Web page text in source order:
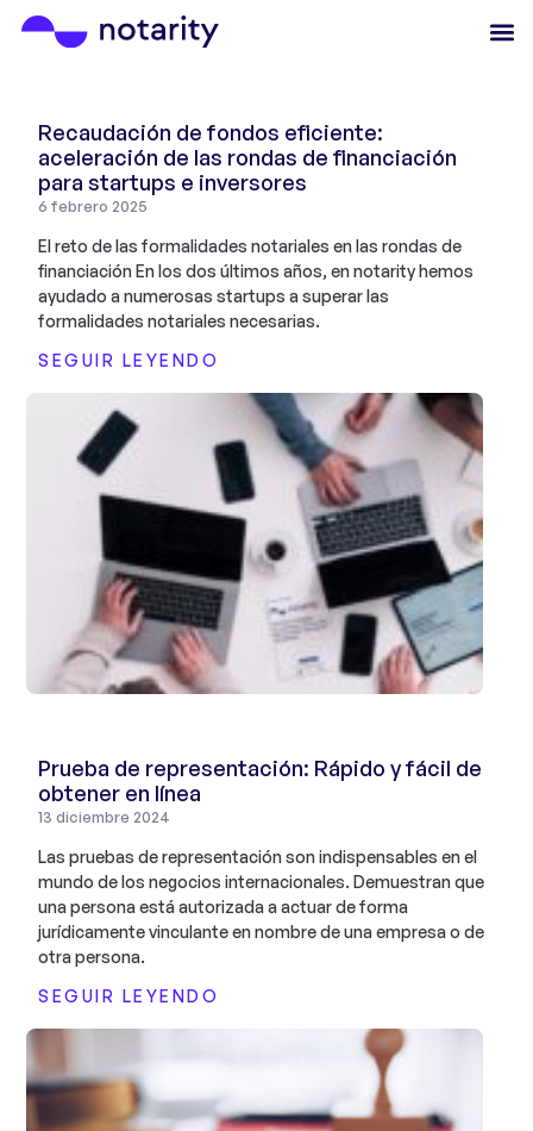
Recaudación de fondos eficiente:
aceleración de las rondas de financiación
para startups e inversores
6 febrero 2025
El reto de las formalidades notariales en las rondas de
financiación En los dos últimos años, en notarity hemos
ayudado a numerosas startups a superar las
formalidades notariales necesarias.
SEGUIR LEYENDO
Prueba de representación: Rápido y fácil de
obtener en línea
13 diciembre 2024
Las pruebas de representación son indispensables en el
mundo de los negocios internacionales. Demuestran que
una persona está autorizada a actuar de forma
jurídicamente vinculante en nombre de una empresa o de
otra persona.
SEGUIR LEYENDO